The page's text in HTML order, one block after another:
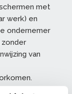
met
werk) en
ondernemer
van